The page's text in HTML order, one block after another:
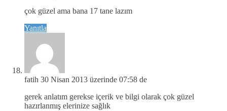
çok güzel ama bana 17 tane lazım
Yanıtla
fatih 30 Nisan 2013 üzerinde 07:58 de
gerek anlatım gerekse içerik ve bilgi olarak çok güzel
hazırlanmış elerinize sağlık